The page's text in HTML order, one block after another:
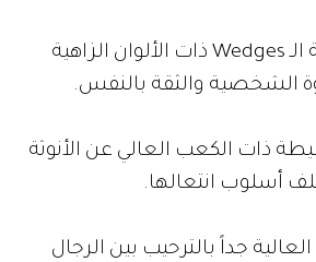
Wedges ذات الألوان الزاهية
الشخصية والثقة بالنفس.
ذات الكعب العالي عن الأنوثة
أسلوب انتعالها.
جداً بالترحيب بين الرجال